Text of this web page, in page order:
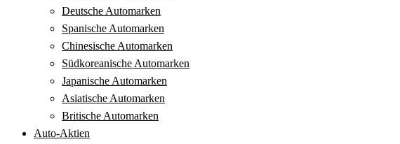
Deutsche Automarken
Spanische Automarken
Chinesische Automarken
Südkoreanische Automarken
Japanische Automarken
Asiatische Automarken
Britische Automarken
Auto-Aktien